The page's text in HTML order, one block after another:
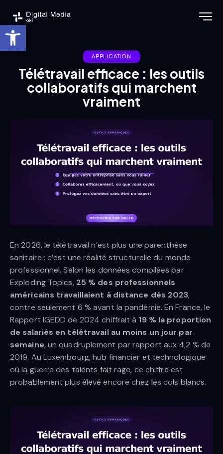
Ouvrir la barre d’outils
APPLICATION
Télétravail efficace : les outils
collaboratifs qui marchent
vraiment
En 2026, le télétravail n’est plus une parenthèse
sanitaire : c’est une réalité structurelle du monde
professionnel. Selon les données compilées par
Exploding Topics, 25 % des professionnels
américains travaillaient à distance dès 2023,
contre seulement 6 % avant la pandémie. En France, le
Rapport IGEDD de 2024 chiffrait à 19 % la proportion
de salariés en télétravail au moins un jour par
semaine, un quadruplement par rapport aux 4,2 % de
2019. Au Luxembourg, hub financier et technologique
où la guerre des talents fait rage, ce chiffre est
probablement plus élevé encore chez les cols blancs.